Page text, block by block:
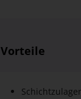
Vorteile